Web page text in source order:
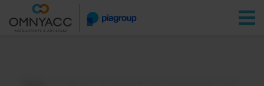
Vestigingen Zoeken